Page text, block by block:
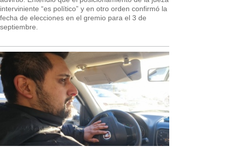
interviniente “es político” y en otro orden confirmó la
fecha de elecciones en el gremio para el 3 de
septiembre.